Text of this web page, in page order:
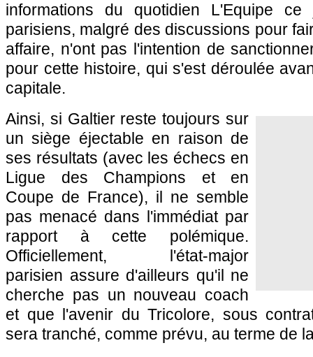
informations du quotidien L'Equipe
parisiens, malgré des discussions pour
affaire, n'ont pas l'intention de
pour cette histoire, qui s'est déroulée
capitale.
Ainsi, si Galtier reste toujours sur
un siège éjectable en raison de
ses résultats (avec les échecs en
Ligue des Champions et en
Coupe de France), il ne semble
pas menacé dans l'immédiat par
rapport à cette polémique.
Officiellement, l'état-major
parisien assure d'ailleurs qu'il ne
cherche pas un nouveau coach
et que l'avenir du Tricolore, sous
sera tranché, comme prévu, au terme de